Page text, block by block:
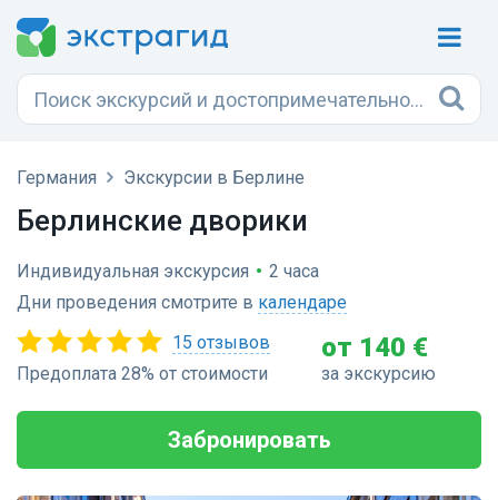
Германия Экскурсии в Берлине
Берлинские дворики
Индивидуальная экскурсия • 2 часа
Дни проведения смотрите в календаре
15 отзывов
Предоплата 28% от стоимости
от 140 €
за экскурсию
Забронировать